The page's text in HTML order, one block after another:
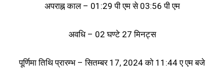
अपराह्न काल – 01:29 पी एम से 03:56 पी एम
अवधि – 02 घण्टे 27 मिनट्स
पूर्णिमा तिथि प्रारम्भ – सितम्बर 17, 2024 को 11:44 ए एम बजे